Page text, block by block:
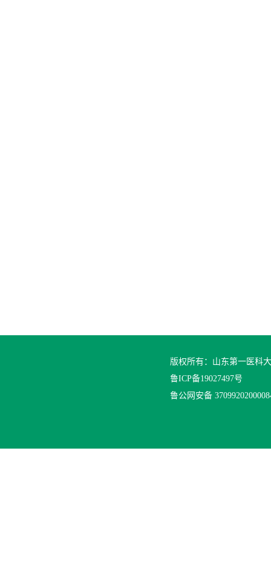
版权所有：山东第一医科
鲁ICP备19027497号
鲁公网安备